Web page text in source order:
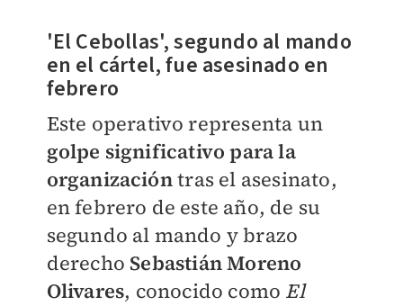
'El Cebollas', segundo al mando
en el cártel, fue asesinado en
febrero
Este operativo representa un
golpe significativo para la
organizacióntras el asesinato,
en febrero de este año, de su
segundo al mando y brazo
derecho Sebastián Moreno
Olivares, conocido como El